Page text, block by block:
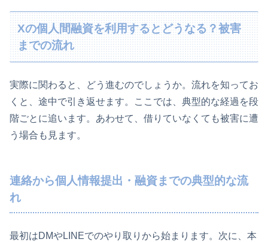
Xの個人間融資を利用するとどうなる？被害
までの流れ
実際に関わると、どう進むのでしょうか。流れを知ってお
くと、途中で引き返せます。ここでは、典型的な経過を段
階ごとに追います。あわせて、借りていなくても被害に遭
う場合も見ます。
連絡から個人情報提出・融資までの典型的な流
れ
最初はDMやLINEでのやり取りから始まります。次に、本